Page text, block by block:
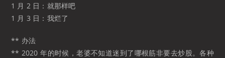
1 月 2 日：就那样吧
1 月 3 日：我烂了
** 办法
** 2020 年的时候，老婆不知道迷到了哪根筋非要去炒股。各种